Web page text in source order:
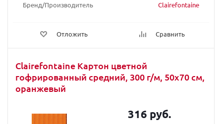
Бренд/Производитель Clairefontaine
Отложить Сравнить
Clairefontaine Картон цветной
гофрированный средний, 300 г/м, 50х70 см,
оранжевый
316 руб.